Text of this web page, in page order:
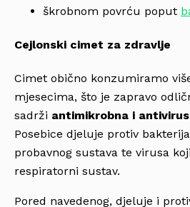
škrobnom povrću poput
Cejlonski cimet za zdravlje
Cimet obično konzumiramo
mjesecima, što je zapravo
sadrži antimikrobna i
Posebice djeluje protiv
probavnog sustava te virusa
respiratorni sustav.
Pored navedenog, djeluje i